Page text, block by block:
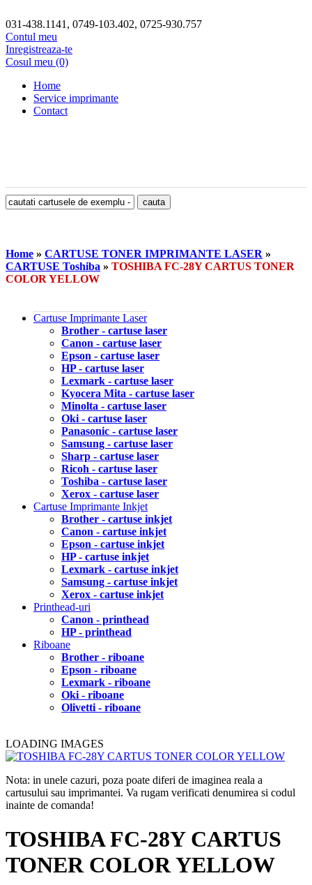
031-438.1141, 0749-103.402, 0725-930.757
Contul meu
Inregistreaza-te
Cosul meu (0)
Home
Service imprimante
Contact
Home » CARTUSE TONER IMPRIMANTE LASER »
CARTUSE Toshiba » TOSHIBA FC-28Y CARTUS TONER
COLOR YELLOW
Cartuse Imprimante Laser
Brother - cartuse laser
Canon - cartuse laser
Epson - cartuse laser
HP - cartuse laser
Lexmark - cartuse laser
Kyocera Mita - cartuse laser
Minolta - cartuse laser
Oki - cartuse laser
Panasonic - cartuse laser
Samsung - cartuse laser
Sharp - cartuse laser
Ricoh - cartuse laser
Toshiba - cartuse laser
Xerox - cartuse laser
Cartuse Imprimante Inkjet
Brother - cartuse inkjet
Canon - cartuse inkjet
Epson - cartuse inkjet
HP - cartuse inkjet
Lexmark - cartuse inkjet
Samsung - cartuse inkjet
Xerox - cartuse inkjet
Printhead-uri
Canon - printhead
HP - printhead
Riboane
Brother - riboane
Epson - riboane
Lexmark - riboane
Oki - riboane
Olivetti - riboane
LOADING IMAGES
Nota: in unele cazuri, poza poate diferi de imaginea reala a
cartusului sau imprimantei. Va rugam verificati denumirea si codul
inainte de comanda!
TOSHIBA FC-28Y CARTUS
TONER COLOR YELLOW